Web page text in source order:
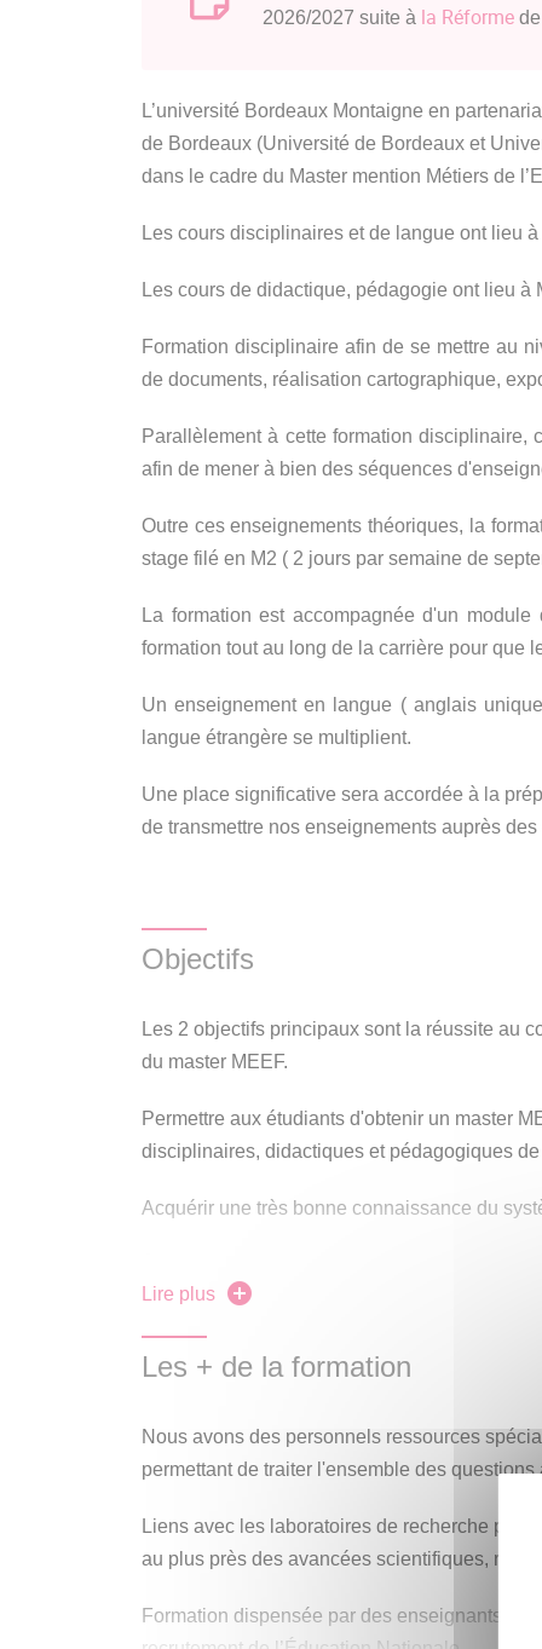
2026/2027 suite à la Réforme
L’université Bordeaux Montaigne en
de Bordeaux (Université de Bordeaux et
dans le cadre du Master mention Métiers de
Les cours disciplinaires et de langue ont lieu
Les cours de didactique, pédagogie ont lieu à
Formation disciplinaire afin de se mettre au
de documents, réalisation cartographique,
Parallèlement à cette formation
afin de mener à bien des séquences
Outre ces enseignements théoriques, la
stage filé en M2 ( 2 jours par semaine de
La formation est accompagnée d'un
formation tout au long de la carrière pour que
Un enseignement en langue ( anglais
langue étrangère se multiplient.
Une place significative sera accordée à la
de transmettre nos enseignements auprès des
Objectifs
Les 2 objectifs principaux sont la réussite au
du master MEEF.
Permettre aux étudiants d'obtenir un master
disciplinaires, didactiques et pédagogiques
Acquérir une très bonne connaissance du
concours du CAPES.
Lire plus
Les + de la formation
Nous avons des personnels ressources
permettant de traiter l'ensemble des
Liens avec les laboratoires de recherche
au plus près des avancées scientifiques,
Formation dispensée par des enseignants